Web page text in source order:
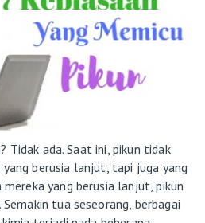
Tidak ada. Saat ini, pikun tidak
berusia lanjut, tapi juga yang
mereka yang berusia lanjut, pikun
tua seseorang, berbagai